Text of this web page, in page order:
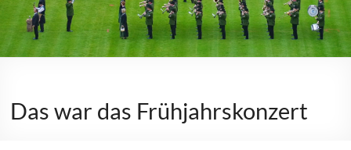
Das war das Frühjahrskonzert